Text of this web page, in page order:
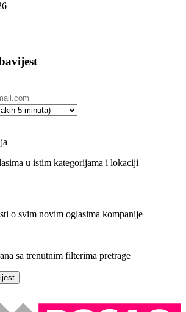
u istim kategorijama i lokaciji
o svim novim oglasima kompanije
sa trenutnim filterima pretrage